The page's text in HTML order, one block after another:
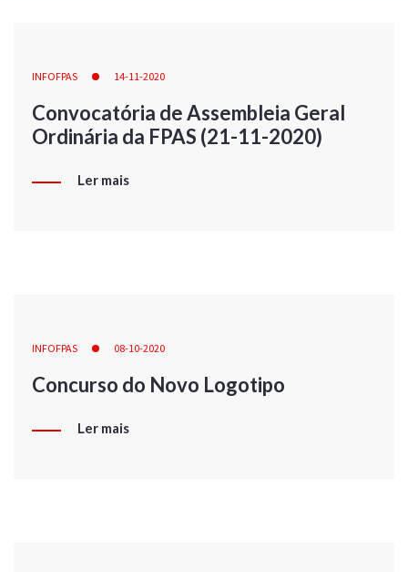
INFOFPAS 14-11-2020
Convocatória de Assembleia Geral
Ordinária da FPAS (21-11-2020)
Ler mais
INFOFPAS 08-10-2020
Concurso do Novo Logotipo
Ler mais